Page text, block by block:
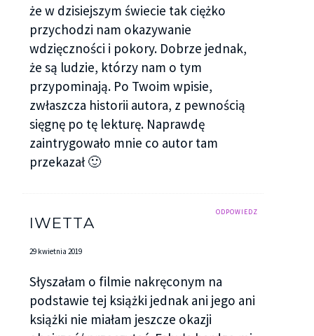
że w dzisiejszym świecie tak ciężko
przychodzi nam okazywanie
wdzięczności i pokory. Dobrze jednak,
że są ludzie, którzy nam o tym
przypominają. Po Twoim wpisie,
zwłaszcza historii autora, z pewnością
sięgnę po tę lekturę. Naprawdę
zaintrygowało mnie co autor tam
przekazał 🙂
ODPOWIEDZ
IWETTA
29 kwietnia 2019
Słyszałam o filmie nakręconym na
podstawie tej książki jednak ani jego ani
książki nie miałam jeszcze okazji